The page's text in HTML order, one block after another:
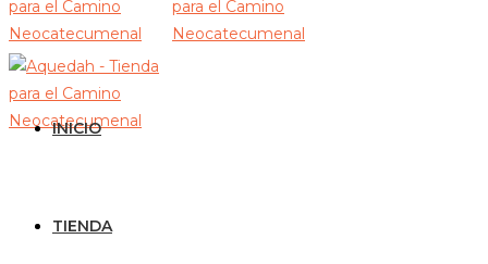
INICIO
TIENDA